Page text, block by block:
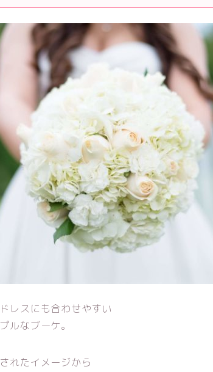
レスにも合わせやすい
ルなブーケ。
れたイメージから